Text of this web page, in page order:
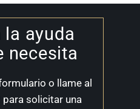
la ayuda
necesita
o llame al
para solicitar una